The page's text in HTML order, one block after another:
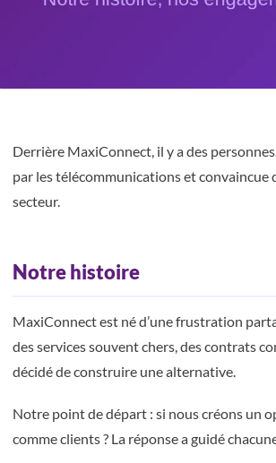
Derrière MaxiConnect, il y a des
par les télécommunications et convaincue
secteur.
Notre histoire
MaxiConnect est né d’une frustration
des services souvent chers, des contrats
décidé de construire une alternative.
Notre point de départ : si nous créons un
comme clients ? La réponse a guidé